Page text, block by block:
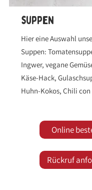
suppen
Hier eine Auswahl
Suppen:
Ingwer, vegane
Käse-Hack,
Huhn-Kokos, Chili con
Online
Rückruf